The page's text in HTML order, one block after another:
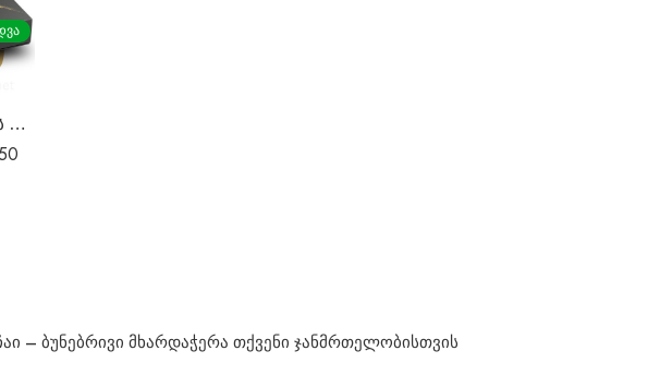
მერი დეტოქს პრემიუმი
– ბუნებრივი მხარდაჭერა თქვენი ჯანმრთელობისთვის